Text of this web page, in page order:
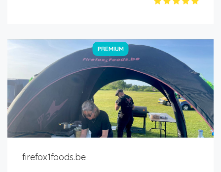
PREMIUM
firefox1foods.be